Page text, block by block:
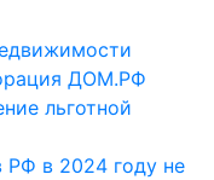
ДОМ.РФ
льготной
РФ в 2024 году не